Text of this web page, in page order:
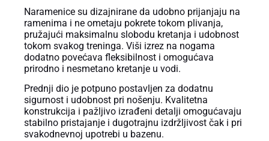
Naramenice su dizajnirane da udobno prijanjaju na
ramenima i ne ometaju pokrete tokom plivanja,
pružajući maksimalnu slobodu kretanja i udobnost
tokom svakog treninga. Viši izrez na nogama
dodatno povećava fleksibilnost i omogućava
prirodno i nesmetano kretanje u vodi.
Prednji dio je potpuno postavljen za dodatnu
sigurnost i udobnost pri nošenju. Kvalitetna
konstrukcija i pažljivo izrađeni detalji omogućavaju
stabilno pristajanje i dugotrajnu izdržljivost čak i pri
svakodnevnoj upotrebi u bazenu.